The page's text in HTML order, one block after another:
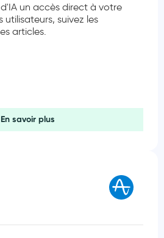
un accès direct à votre
suivez les
articles.
En savoir plus